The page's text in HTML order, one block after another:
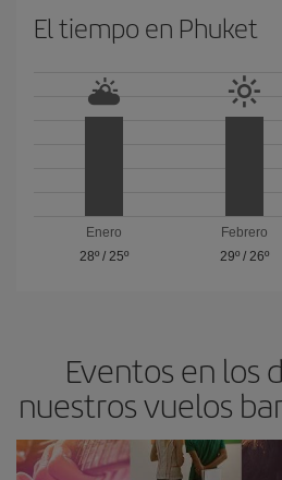
El tiempo en Phuket
Enero
28º/ 25º
Febrero
29º/ 26º
Eventos en los
nuestros vuelos